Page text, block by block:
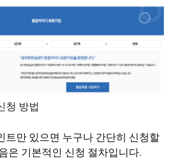
청 방법
트만 있으면 누구나 간단히 신청할
은 기본적인 신청 절차입니다.